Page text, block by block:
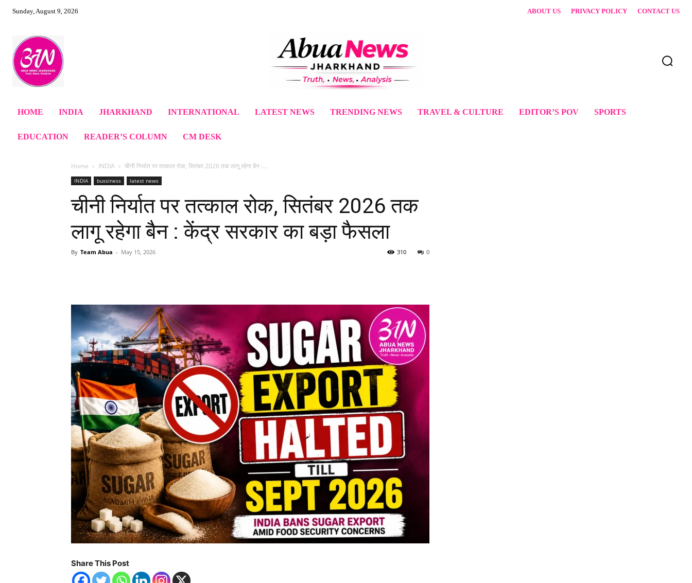
Sunday, August 9, 2026 ABOUT US PRIVACY POLICY CONTACT US
HOME INDIA JHARKHAND INTERNATIONAL LATEST NEWS TRENDING NEWS TRAVEL & CULTURE EDITOR’S POV SPORTS
EDUCATION READER’S COLUMN CM DESK
Home INDIA चीनी निर्यात पर तत्काल रोक, सितंबर 2026 तक लागू रहेगा बैन :...
INDIA bussiness latest news
चीनी निर्यात पर तत्काल रोक, सितंबर 2026 तक
लागू रहेगा बैन : केंद्र सरकार का बड़ा फैसला
By Team Abua - May 15, 2026 0
310
Share This Post